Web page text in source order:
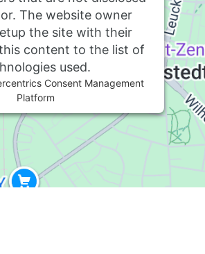
The website owner
the site with their
content to the list of
used.
Consent Management
Platform